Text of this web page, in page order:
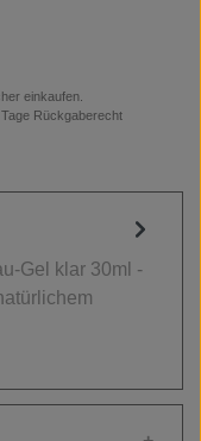
einkaufen.
Rückgaberecht
Gel klar 30ml -